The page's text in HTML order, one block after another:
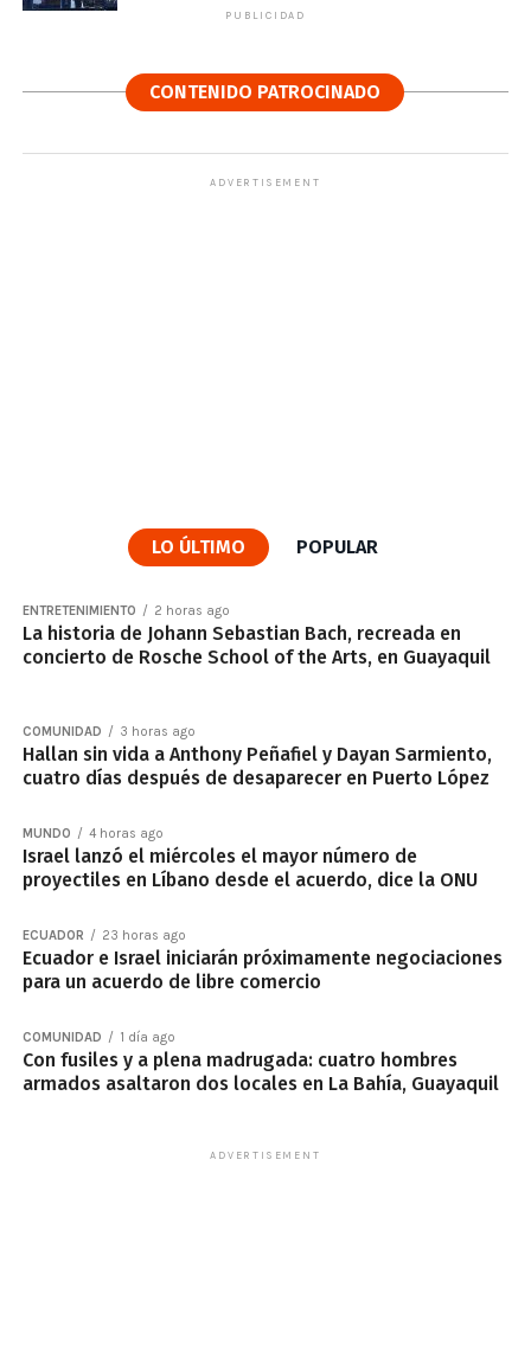
PUBLICIDAD
CONTENIDO PATROCINADO
ADVERTISEMENT
LO ÚLTIMO POPULAR
ENTRETENIMIENTO 2 horas ago
La historia de Johann Sebastian Bach, recreada en
concierto de Rosche School of the Arts, en Guayaquil
COMUNIDAD 3 horas ago
Hallan sin vida a Anthony Peñafiel y Dayan Sarmiento,
cuatro días después de desaparecer en Puerto López
MUNDO 4 horas ago
Israel lanzó el miércoles el mayor número de
proyectiles en Líbano desde el acuerdo, dice la ONU
ECUADOR 23 horas ago
Ecuador e Israel iniciarán próximamente negociaciones
para un acuerdo de libre comercio
COMUNIDAD 1 día ago
Con fusiles y a plena madrugada: cuatro hombres
armados asaltaron dos locales en La Bahía, Guayaquil
ADVERTISEMENT